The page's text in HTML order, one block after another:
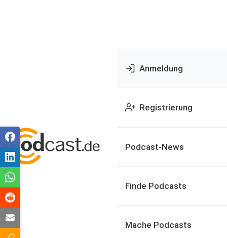
Anmeldung
Registrierung
Podcast-News
Finde Podcasts
Mache Podcasts